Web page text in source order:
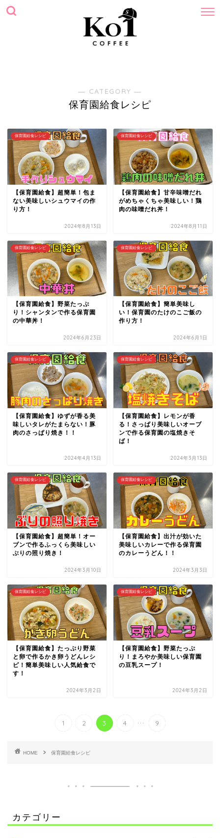
― CATEGORY ―
保育園給食レシピ
保育園給食レシピ
【保育園給食】超簡単！包ま
ない美味しいシュウマイの作
り方！
2024年8月13日
保育園給食レシピ
【保育園給食】甘辛味噌だれ
がめちゃくちゃ美味しい！鶏
肉の味噌だれ丼！
2024年8月11日
保育園給食レシピ
【保育園給食】野菜たっぷ
り！シャンタンで作る保育園
の中華丼！
2024年6月23日
保育園給食レシピ
【保育園給食】簡単美味し
い！保育園のたけのこご飯の
作り方！
2024年6月1日
保育園給食レシピ
【保育園給食】ゆずが香る美
味しいタレがたまらない！豚
肉のさっぱり焼き！！
2024年4月13日
保育園給食レシピ
【保育園給食】レモンが香
る！さっぱり美味しいオーブ
ンで作る保育園の塩焼きそ
ば！
2024年3月13日
保育園給食レシピ
【保育園給食】超簡単！オー
ブンで作るふっくら美味しい
ぶりの照り焼き！
2024年3月10日
保育園給食レシピ
【保育園給食】出汁が効いた
美味しいカレーで作る保育園
のカレーうどん！！
2024年3月3日
保育園給食レシピ
【保育園給食】たっぷり野菜
と卵で作るかき卵うどんレシ
ピ！簡単美味しい人気給食で
す！
2024年3月2日
保育園給食レシピ
【保育園給食】野菜たっぷ
り！まろやか美味しい保育園
の豆乳スープ！
2024年3月2日
1 2 3 4 ... 9
HOME 保育園給食レシピ
カテゴリー